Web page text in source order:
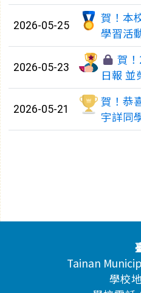
2026-05-25
賀！本
學習活
2026-05-23
賀
日報 並
2026-05-21
賀！恭
宇詳同
Tainan
學校